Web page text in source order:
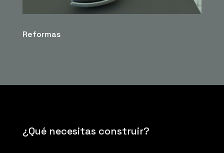
Reformas
¿Qué necesitas construir?